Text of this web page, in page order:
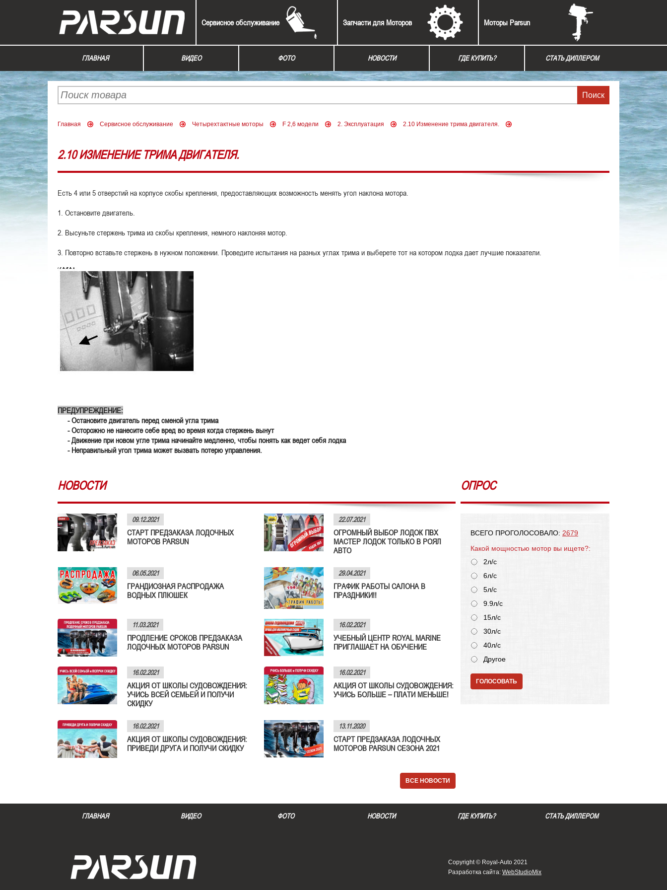
Сервисное обслуживание Запчасти для Моторов Моторы Parsun
ГЛАВНАЯ ВИДЕО ФОТО НОВОСТИ ГДЕ КУПИТЬ? СТАТЬ ДИЛЛЕРОМ
Главная Сервисное обслуживание Четырехтактные моторы F 2,6 модели 2. Эксплуатация 2.10 Изменение трима двигателя.
2.10 ИЗМЕНЕНИЕ ТРИМА ДВИГАТЕЛЯ.
Есть 4 или 5 отверстий на корпусе скобы крепления, предоставляющих возможность менять угол наклона мотора.
1. Остановите двигатель.
2. Высуньте стержень трима из скобы крепления, немного наклоняя мотор.
3. Повторно вставьте стержень в нужном положении. Проведите испытания на разных углах трима и выберете тот на котором лодка дает лучшие показатели.
ПРЕДУПРЕЖДЕНИЕ:
- Остановите двигатель перед сменой угла трима
- Осторожно не нанесите себе вред во время когда стержень вынут
- Движение при новом угле трима начинайте медленно, чтобы понять как ведет себя лодка
- Неправильный угол трима может вызвать потерю управления.
НОВОСТИ
09.12.2021
СТАРТ ПРЕДЗАКАЗА ЛОДОЧНЫХ
МОТОРОВ PARSUN
22.07.2021
ОГРОМНЫЙ ВЫБОР ЛОДОК ПВХ
МАСТЕР ЛОДОК ТОЛЬКО В РОЯЛ
АВТО
06.05.2021
ГРАНДИОЗНАЯ РАСПРОДАЖА
ВОДНЫХ ПЛЮШЕК
29.04.2021
ГРАФИК РАБОТЫ САЛОНА В
ПРАЗДНИКИ!!
11.03.2021
ПРОДЛЕНИЕ СРОКОВ ПРЕДЗАКАЗА
ЛОДОЧНЫХ МОТОРОВ PARSUN
16.02.2021
УЧЕБНЫЙ ЦЕНТР ROYAL MARINE
ПРИГЛАШАЕТ НА ОБУЧЕНИЕ
16.02.2021
АКЦИЯ ОТ ШКОЛЫ СУДОВОЖДЕНИЯ:
УЧИСЬ ВСЕЙ СЕМЬЕЙ И ПОЛУЧИ
СКИДКУ
16.02.2021
АКЦИЯ ОТ ШКОЛЫ СУДОВОЖДЕНИЯ:
УЧИСЬ БОЛЬШЕ – ПЛАТИ МЕНЬШЕ!
16.02.2021
АКЦИЯ ОТ ШКОЛЫ СУДОВОЖДЕНИЯ:
ПРИВЕДИ ДРУГА И ПОЛУЧИ СКИДКУ
13.11.2020
СТАРТ ПРЕДЗАКАЗА ЛОДОЧНЫХ
МОТОРОВ PARSUN СЕЗОНА 2021
ВСЕ НОВОСТИ
ОПРОС
ВСЕГО ПРОГОЛОСОВАЛО: 2679
Какой мощностью мотор вы ищете?:
2л/с
6л/с
5л/с
9.9л/с
15л/с
30л/с
40л/с
Другое
ГОЛОСОВАТЬ
ГЛАВНАЯ ВИДЕО ФОТО НОВОСТИ ГДЕ КУПИТЬ? СТАТЬ ДИЛЛЕРОМ
Copyright © Royal-Auto 2021
Разработка сайта: WebStudioMix